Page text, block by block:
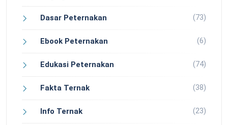
Dasar Peternakan (73)
Ebook Peternakan (6)
Edukasi Peternakan (74)
Fakta Ternak (38)
Info Ternak (23)